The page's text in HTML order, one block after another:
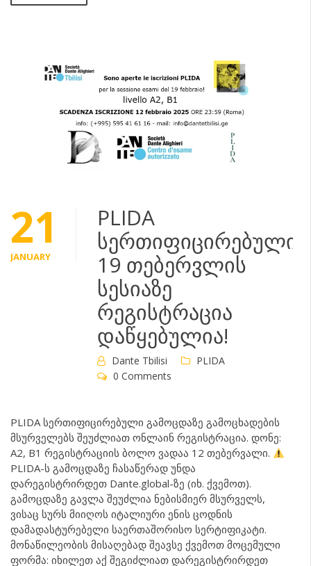
21
JANUARY
PLIDA
სერთიფიცირებული:
19 თებერვლის
სესიაზე
რეგისტრაცია
დაწყებულია!
Dante Tbilisi
PLIDA
0 Comments
PLIDA სერთიფიცირებული გამოცდაზე გამოცხადების
მსურველებს შეუძლიათ ონლაინ რეგისტრაცია. დონე:
A2, B1 რეგისტრაციის ბოლო ვადაა 12 თებერვალი.
PLIDA-ს გამოცდაზე ჩასაწერად უნდა
დარეგისტრირდეთ Dante.global-ზე (იხ. ქვემოთ).
გამოცდაზე გავლა შეუძლია ნებისმიერ მსურველს,
ვისაც სურს მიიღოს იტალიური ენის ცოდნის
დამადასტურებელი საერთაშორისო სერტიფიკატი.
მონაწილეობის მისაღებად შეავსე ქვემოთ მოცემული
ფორმა: იხილეთ აქ შეგიძლიათ დარეგისტრირდეთ